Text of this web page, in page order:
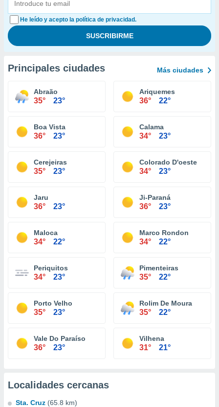
He leído y acepto la política de privacidad.
Principales ciudades Más ciudades
Abraão
35° 23°
Ariquemes
36° 22°
Boa Vista
36° 23°
Calama
34° 23°
Cerejeiras
35° 23°
Colorado D'oeste
34° 23°
Jaru
36° 23°
Ji-Paraná
36° 23°
Maloca
34° 22°
Marco Rondon
34° 22°
Periquitos
34° 23°
Pimenteiras
35° 22°
Porto Velho
35° 23°
Rolim De Moura
35° 22°
Vale Do Paraíso
36° 23°
Vilhena
31° 21°
Localidades cercanas
Sta. Cruz (65.8 km)